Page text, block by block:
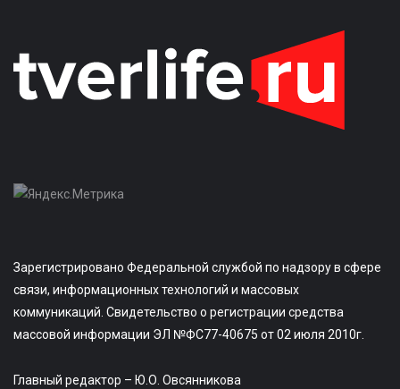
Зарегистрировано Федеральной службой по надзору в сфере
связи, информационных технологий и массовых
коммуникаций. Свидетельство о регистрации средства
массовой информации ЭЛ №ФС77-40675 от 02 июля 2010г.
Главный редактор – Ю.О. Овсянникова